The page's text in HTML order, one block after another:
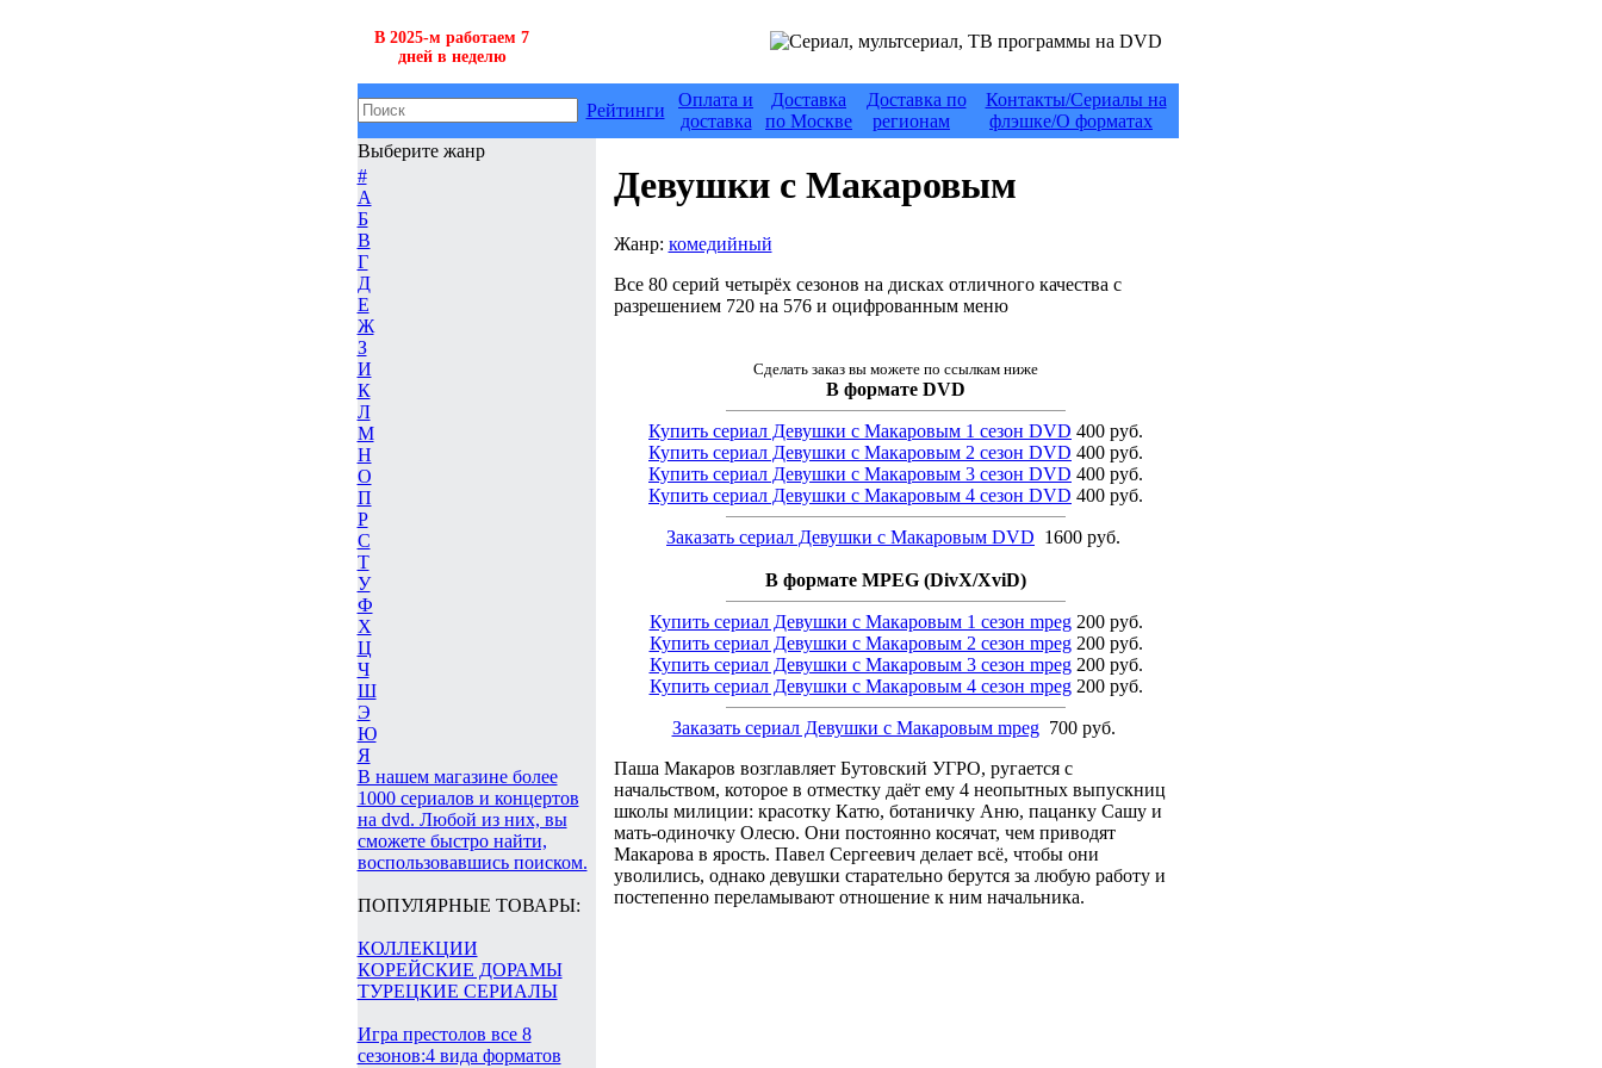
В 2025-м работаем 7
дней в неделю
Рейтинги
Оплата и
доставка
Доставка
по Москве
Доставка по
регионам
Контакты/Сериалы на
флэшке/О форматах
Выберите жанр
#
А
Б
В
Г
Д
Е
Ж
З
И
К
Л
М
Н
О
П
Р
С
Т
У
Ф
Х
Ц
Ч
Ш
Э
Ю
Я
В нашем магазине более
1000 сериалов и концертов
на dvd. Любой из них, вы
сможете быстро найти,
воспользовавшись поиском.
ПОПУЛЯРНЫЕ ТОВАРЫ:
КОЛЛЕКЦИИ
КОРЕЙСКИЕ ДОРАМЫ
ТУРЕЦКИЕ СЕРИАЛЫ
Игра престолов все 8
сезонов:4 вида форматов
Девушки с Макаровым
Жанр: комедийный
Все 80 серий четырёх сезонов на дисках отличного качества с
разрешением 720 на 576 и оцифрованным меню
Сделать заказ вы можете по ссылкам ниже
В формате DVD
Купить сериал Девушки с Макаровым 1 сезон DVD 400 руб.
Купить сериал Девушки с Макаровым 2 сезон DVD 400 руб.
Купить сериал Девушки с Макаровым 3 сезон DVD 400 руб.
Купить сериал Девушки с Макаровым 4 сезон DVD 400 руб.
Заказать сериал Девушки с Макаровым DVD 1600 руб.
В формате MPEG (DivX/XviD)
Купить сериал Девушки с Макаровым 1 сезон mpeg200 руб.
Купить сериал Девушки с Макаровым 2 сезон mpeg200 руб.
Купить сериал Девушки с Макаровым 3 сезон mpeg200 руб.
Купить сериал Девушки с Макаровым 4 сезон mpeg200 руб.
Заказать сериал Девушки с Макаровым mpeg 700 руб.
Паша Макаров возглавляет Бутовский УГРО, ругается с
начальством, которое в отместку даёт ему 4 неопытных выпускниц
школы милиции: красотку Катю, ботаничку Аню, пацанку Сашу и
мать-одиночку Олесю. Они постоянно косячат, чем приводят
Макарова в ярость. Павел Сергеевич делает всё, чтобы они
уволились, однако девушки старательно берутся за любую работу и
постепенно переламывают отношение к ним начальника.